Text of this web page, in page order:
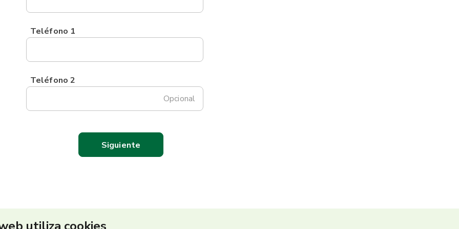
Teléfono 1
Teléfono 2
Opcional